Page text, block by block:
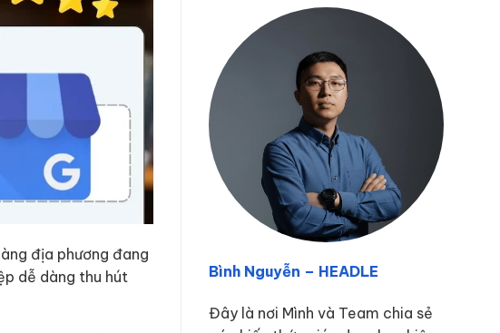
địa phương đang
dễ dàng thu hút
Bình Nguyễn – HEADLE
Đây là nơi Mình và Team chia sẻ